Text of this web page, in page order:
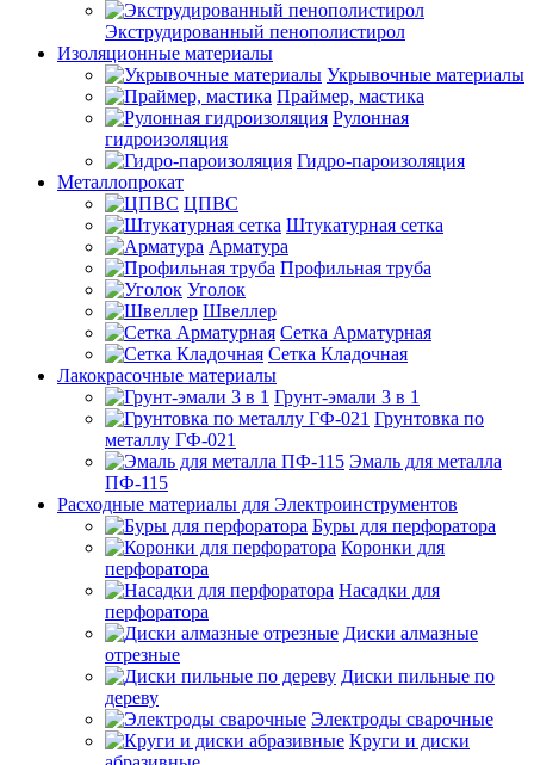
Экструдированный пенополистирол
Изоляционные материалы
Укрывочные материалы
Праймер, мастика
Рулонная
гидроизоляция
Гидро-пароизоляция
Металлопрокат
ЦПВС
Штукатурная сетка
Арматура
Профильная труба
Уголок
Швеллер
Сетка Арматурная
Сетка Кладочная
Лакокрасочные материалы
Грунт-эмали 3 в 1
Грунтовка по
металлу ГФ-021
Эмаль для металла
ПФ-115
Расходные материалы для Электроинструментов
Буры для перфоратора
Коронки для
перфоратора
Насадки для
перфоратора
Диски алмазные
отрезные
Диски пильные по
дереву
Электроды сварочные
Круги и диски